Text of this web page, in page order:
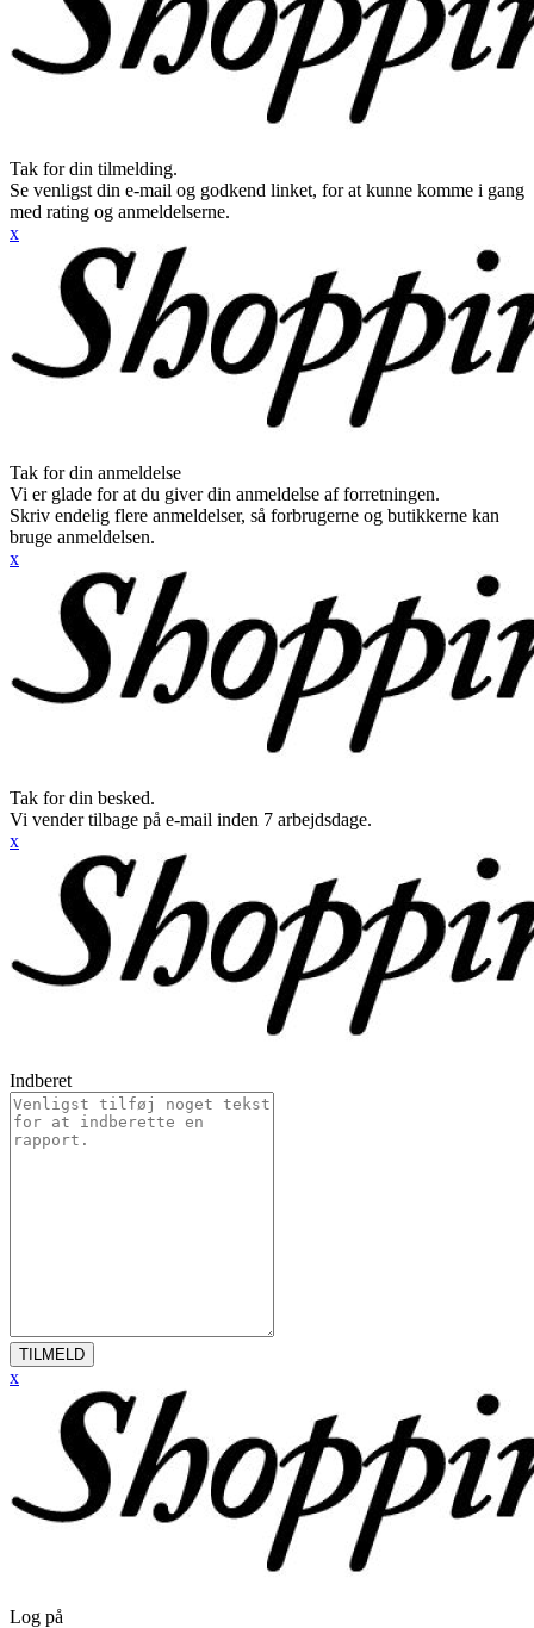
Tak for din tilmelding.
Se venligst din e-mail og godkend linket, for at kunne komme i gang
med rating og anmeldelserne.
x
Tak for din anmeldelse
Vi er glade for at du giver din anmeldelse af forretningen.
Skriv endelig flere anmeldelser, så forbrugerne og butikkerne kan
bruge anmeldelsen.
x
Tak for din besked.
Vi vender tilbage på e-mail inden 7 arbejdsdage.
x
Indberet
TILMELD
x
Log på